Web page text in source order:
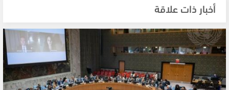
أخبار ذات علاقة